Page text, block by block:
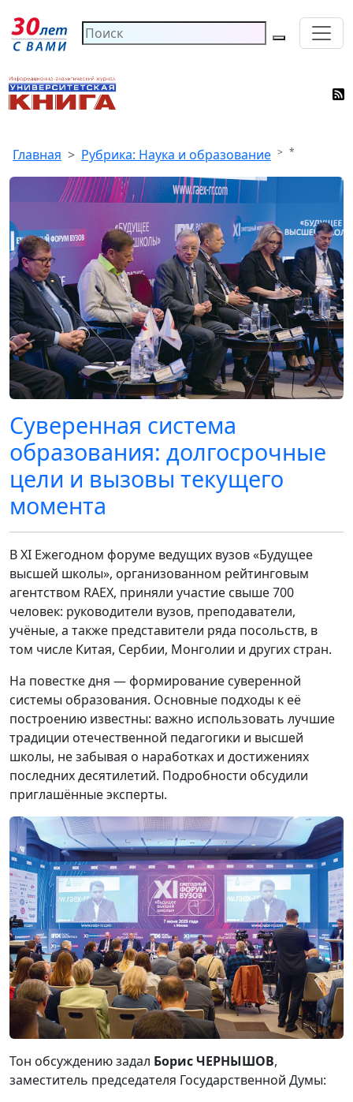
Главная Рубрика: Наука и образование *
Суверенная система
образования: долгосрочные
цели и вызовы текущего
момента
В XI Ежегодном форуме ведущих вузов «Будущее
высшей школы», организованном рейтинговым
агентством RAEX, приняли участие свыше 700
человек: руководители вузов, преподаватели,
учёные, а также представители ряда посольств, в
том числе Китая, Сербии, Монголии и других стран.
На повестке дня — формирование суверенной
системы образования. Основные подходы к её
построению известны: важно использовать лучшие
традиции отечественной педагогики и высшей
школы, не забывая о наработках и достижениях
последних десятилетий. Подробности обсудили
приглашённые эксперты.
Тон обсуждению задал Борис ЧЕРНЫШОВ,
заместитель председателя Государственной Думы: